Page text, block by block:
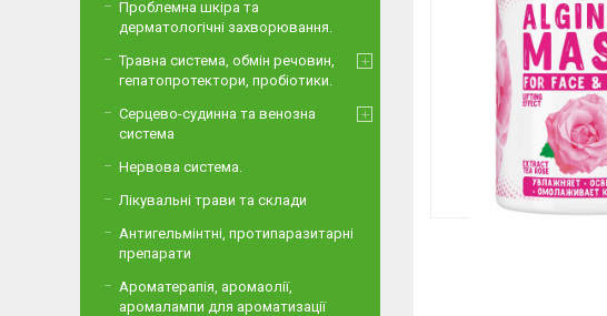
Проблемна шкіра та
дерматологічні захворювання.
Травна система, обмін речовин,
гепатопротектори, пробіотики.
Серцево-судинна та венозна
система
Нервова система.
Лікувальні трави та склади
Антигельмінтні, протипаразитарні
препарати
Ароматерапія, аромаолії,
аромалампи для ароматизації